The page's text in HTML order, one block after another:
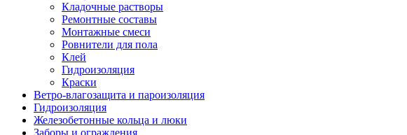
Кладочные растворы
Ремонтные составы
Монтажные смеси
Ровнители для пола
Клей
Гидроизоляция
Краски
Ветро-влагозащита и пароизоляция
Гидроизоляция
Железобетонные кольца и люки
Заборы и ограждения